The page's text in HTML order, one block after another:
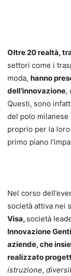
Oltre 20 realtà,
settori come i
moda, hanno
dell’innovazione,
Questi, sono
del polo
proprio per la
primo piano
Nel corso
società attiva nei
Visa, società
Innovazione
aziende, che
realizzato
istruzione,